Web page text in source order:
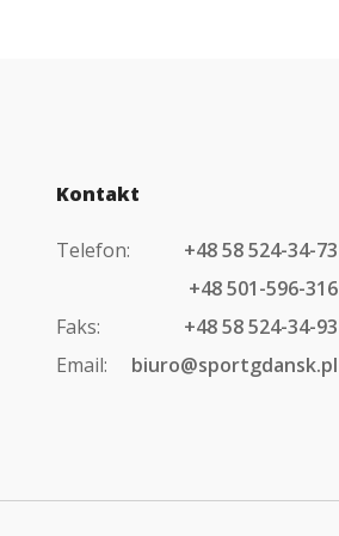
Kontakt
Telefon:
+48 58 524-34-73
+48 501-596-316
Faks:
+48 58 524-34-93
Email:
biuro@sportgdansk.pl